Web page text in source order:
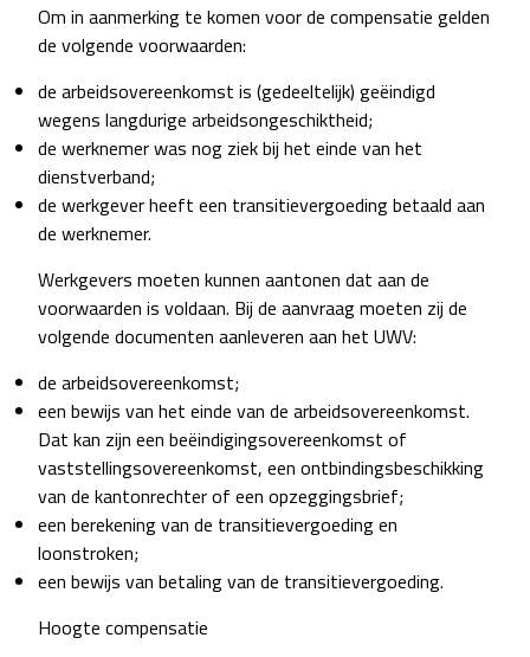
Om in aanmerking te komen voor de compensatie gelden
de volgende voorwaarden:
de arbeidsovereenkomst is (gedeeltelijk) geëindigd
wegens langdurige arbeidsongeschiktheid;
de werknemer was nog ziek bij het einde van het
dienstverband;
de werkgever heeft een transitievergoeding betaald aan
de werknemer.
Werkgevers moeten kunnen aantonen dat aan de
voorwaarden is voldaan. Bij de aanvraag moeten zij de
volgende documenten aanleveren aan het UWV:
de arbeidsovereenkomst;
een bewijs van het einde van de arbeidsovereenkomst.
Dat kan zijn een beëindigingsovereenkomst of
vaststellingsovereenkomst, een ontbindingsbeschikking
van de kantonrechter of een opzeggingsbrief;
een berekening van de transitievergoeding en
loonstroken;
een bewijs van betaling van de transitievergoeding.
Hoogte compensatie